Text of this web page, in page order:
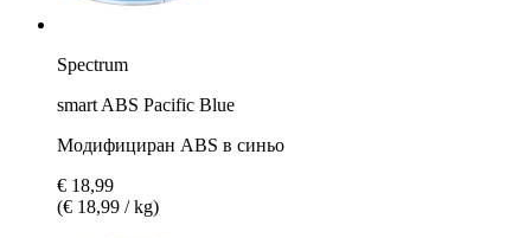
Spectrum
smart ABS Pacific Blue
Модифициран ABS в синьо
€ 18,99
(€ 18,99 / kg)